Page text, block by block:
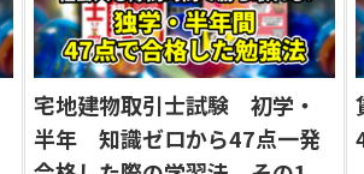
宅地建物取引士試験 初学・
半年 知識ゼロから47点一発